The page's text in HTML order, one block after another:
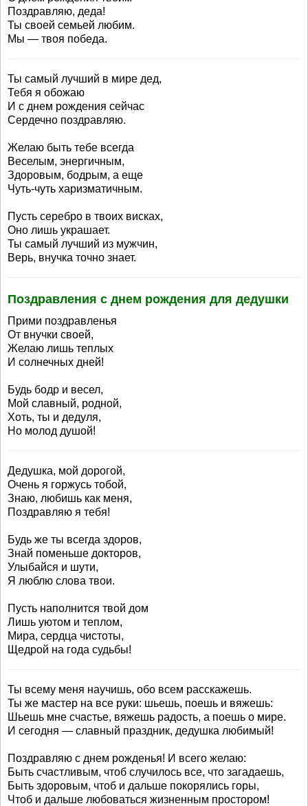
Поздравляю, деда!
Ты своей семьей любим.
Мы — твоя победа.
Ты самый лучший в мире дед,
Тебя я обожаю
И с днем рождения сейчас
Сердечно поздравляю.
Желаю быть тебе всегда
Веселым, энергичным,
Здоровым, бодрым, а еще
Чуть-чуть харизматичным.
Пусть серебро в твоих висках,
Оно лишь украшает.
Ты самый лучший из мужчин,
Верь, внучка точно знает.
Поздравления с днем рождения для дедушки
Прими поздравленья
От внучки своей,
Желаю лишь теплых
И солнечных дней!
Будь бодр и весел,
Мой славный, родной,
Хоть, ты и дедуля,
Но молод душой!
Дедушка, мой дорогой,
Очень я горжусь тобой,
Знаю, любишь как меня,
Поздравляю я тебя!
Будь же ты всегда здоров,
Знай поменьше докторов,
Улыбайся и шути,
Я люблю слова твои.
Пусть наполнится твой дом
Лишь уютом и теплом,
Мира, сердца чистоты,
Щедрой на года судьбы!
Ты всему меня научишь, обо всем расскажешь.
Ты же мастер на все руки: шьешь, поешь и вяжешь:
Шьешь мне счастье, вяжешь радость, а поешь о мире.
И сегодня — славный праздник, дедушка любимый!
Поздравляю с днем рожденья! И всего желаю:
Быть счастливым, чтоб случилось все, что загадаешь,
Быть здоровым, чтоб и дальше покорялись горы,
Чтоб и дальше любоваться жизненным простором!